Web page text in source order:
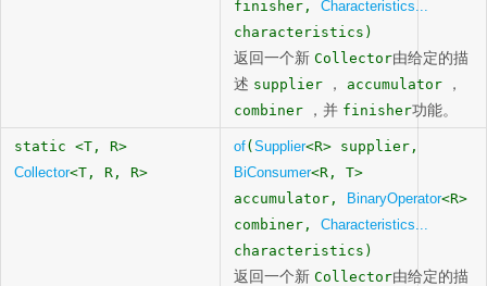
finisher, Characteristics...
characteristics)
返回一个新 Collector由给定的描
述 supplier ， accumulator ，
combiner ，并 finisher功能。
static <T, R>
Collector<T, R, R>
of( Supplier<R> supplier,
BiConsumer<R, T>
accumulator,
BinaryOperator<R>
combiner, Characteristics...
characteristics)
返回一个新 Collector由给定的描